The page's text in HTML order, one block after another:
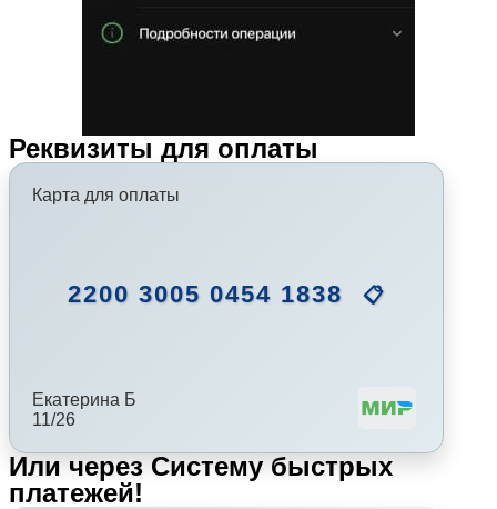
Реквизиты для оплаты
Карта для оплаты
2200 3005 0454 1838 📋
Екатерина Б
11/26
Или через Систему быстрых
платежей!